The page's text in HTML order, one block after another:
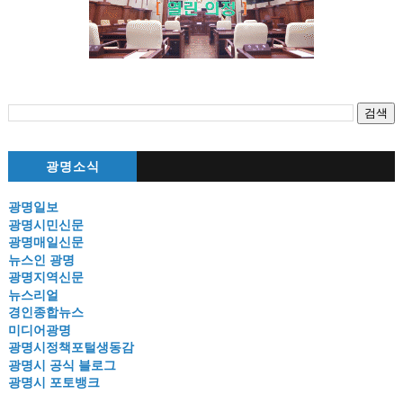
광명소식
광명일보
광명시민신문
광명매일신문
뉴스인 광명
광명지역신문
뉴스리얼
경인종합뉴스
미디어광명
광명시정책포털생동감
광명시 공식 블로그
광명시 포토뱅크